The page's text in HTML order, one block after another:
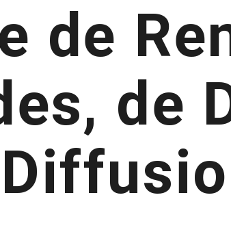
de
de